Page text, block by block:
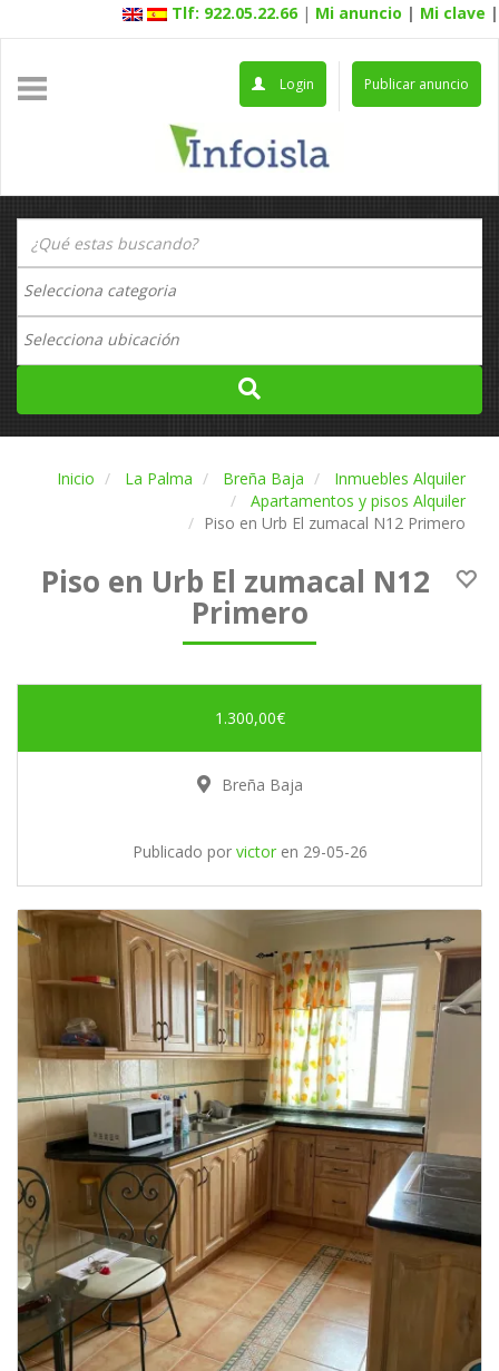
Tlf: 922.05.22.66 | Mi anuncio | Mi clave |
Publicar anuncio
Login
Inicio La Palma Breña Baja
Inmuebles Alquiler
Apartamentos y pisos Alquiler
Piso en Urb El zumacal N12 Primero
Piso en Urb El zumacal N12
Primero
1.300,00€
Breña Baja
Publicado por victoren 29-05-26